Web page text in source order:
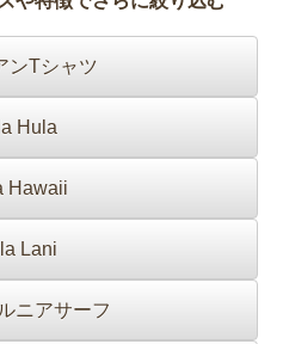
ンTシャツ
Hula
Hawaii
Lani
ニアサーフ